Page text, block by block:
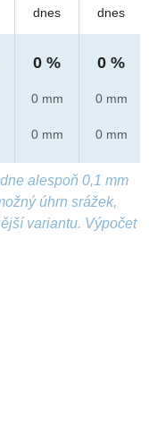
dnes
0 %
0 mm
0 mm
dnes
0 %
0 mm
0 mm
alespoň 0,1 mm
úhrn srážek,
variantu. Výpočet